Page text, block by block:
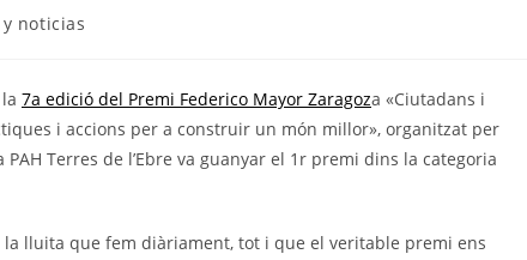
noticias
7a edició del Premi Federico Mayor Zaragoza «Ciutadans i
i accions per a construir un món millor», organitzat per
PAH Terres de l’Ebre va guanyar el 1r premi dins la categoria
la lluita que fem diàriament, tot i que el veritable premi ens